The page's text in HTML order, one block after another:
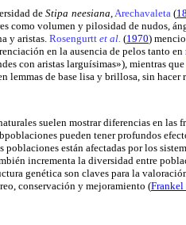
de Stipa neesiana Arechavaleta (
como volumen y pilosidad de nudos,
y aristas. Rosengurtt et al. (1970)
en la ausencia de pelos tanto
con aristas larguísimas»), mientras que
lemmas de base lisa y brillosa, sin
suelen mostrar diferencias en las
pueden tener profundos
poblaciones están afectadas por los
incrementa la diversidad entre
genética son claves para la
conservación y mejoramiento (Frankel